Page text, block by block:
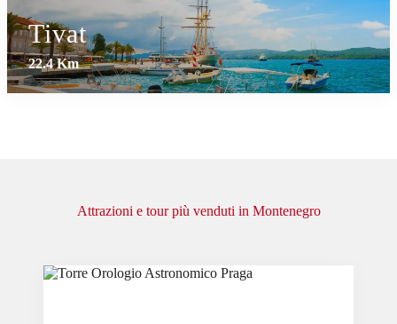
Tivat
22.4 Km
Attrazioni e tour più venduti in Montenegro